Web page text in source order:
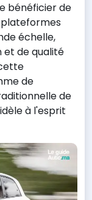
bénéficier de
échelle,
et de qualité
de
de
à l'esprit